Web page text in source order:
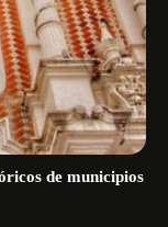
de municipios